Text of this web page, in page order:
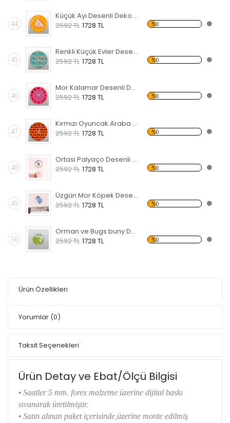
44
Küçük Ayı Desenli Dekoratif Duvar Saati
2592 TL 1728 TL %0
45
Renkli Küçük Evler Desenli Dekoratif Duvar Saati
2592 TL 1728 TL %0
46
Mor Kalamar Desenli Dekoratif Duvar Saati
2592 TL 1728 TL %0
47
Kırmızı Oyuncak Araba Desenli Dekoratif Duvar Saati
2592 TL 1728 TL %0
48
Ortası Palyaço Desenli Dekoratif Duvar Saati
2592 TL 1728 TL %0
49
Üzgün Mor Köpek Desenli Dekoratif Duvar Saati
2592 TL 1728 TL %0
50
Orman ve Bugs buny Desenli Dekoratif Duvar Saati
2592 TL 1728 TL %0
Ürün Özellikleri
Yorumlar (0)
Taksit Seçenekleri
Ürün Detay ve Ebat/Ölçü Bilgisi
• Saatler 5 mm. forex malzeme üzerine dijital baskı
sıvanarak üretilmiştir.
• Satın alınan paket içerisinde,üzerine monte edilmiş